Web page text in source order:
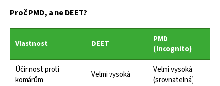
Proč PMD, a ne DEET?
Vlastnost DEET
PMD
(Incognito)
Účinnost proti
komárům
Velmi vysoká
Velmi vysoká
(srovnatelná)